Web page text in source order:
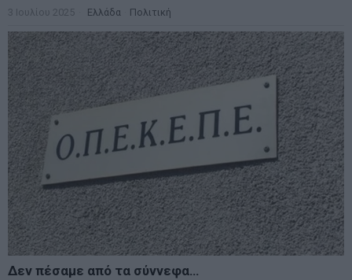
3 Ιουλίου 2025 Ελλάδα Πολιτική
Δεν πέσαμε από τα σύννεφα…